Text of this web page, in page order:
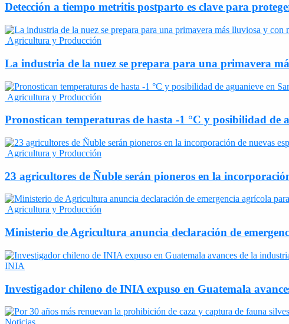
Detección a tiempo metritis postparto es clave para
Agricultura y Producción
La industria de la nuez se prepara para una primavera
Agricultura y Producción
Pronostican temperaturas de hasta -1 °C y posibilidad
Agricultura y Producción
23 agricultores de Ñuble serán pioneros en la
Agricultura y Producción
Ministerio de Agricultura anuncia declaración de
INIA
Investigador chileno de INIA expuso en Guatemala